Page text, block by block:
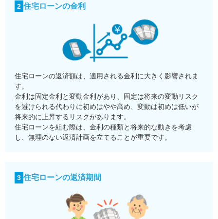
2 住宅ローンの金利
住宅ローンの返済額は、適用される金利に大きく影響されま
す。
金利は固定金利と変動金利があり、固定は将来の変動リスク
を避けられる代わりに初めはやや高め、変動は初めは低いが
将来的に上昇するリスクがあります。
住宅ローンを組む際は、金利の種類と将来的な動きを考慮
し、無理のない返済計画を立てることが重要です。
3 住宅ローンの返済期間